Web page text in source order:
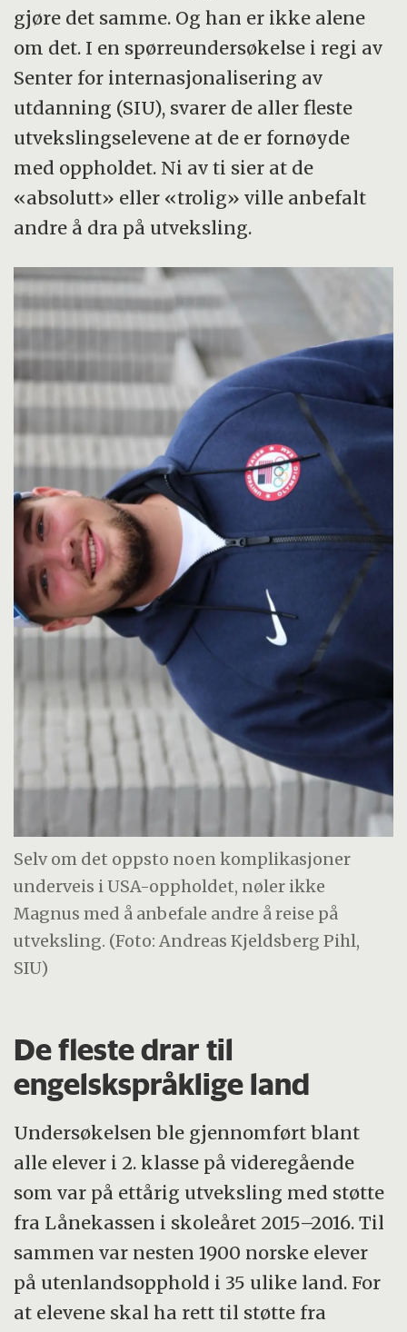
gjøre det samme. Og han er ikke alene
om det. I en spørreundersøkelse i regi av
Senter for internasjonalisering av
utdanning (SIU), svarer de aller fleste
utvekslingselevene at de er fornøyde
med oppholdet. Ni av ti sier at de
«absolutt» eller «trolig» ville anbefalt
andre å dra på utveksling.
Selv om det oppsto noen komplikasjoner
underveis i USA-oppholdet, nøler ikke
Magnus med å anbefale andre å reise på
utveksling. (Foto: Andreas Kjeldsberg Pihl,
SIU)
De fleste drar til
engelskspråklige land
Undersøkelsen ble gjennomført blant
alle elever i 2. klasse på videregående
som var på ettårig utveksling med støtte
fra Lånekassen i skoleåret 2015–2016. Til
sammen var nesten 1900 norske elever
på utenlandsopphold i 35 ulike land. For
at elevene skal ha rett til støtte fra